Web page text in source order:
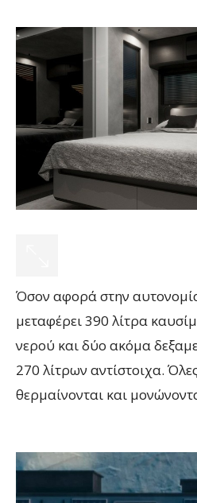
Όσον αφορά στην
μεταφέρει 390 λίτρα
νερού και δύο ακόμα
270 λίτρων αντίστοιχα.
θερμαίνονται και